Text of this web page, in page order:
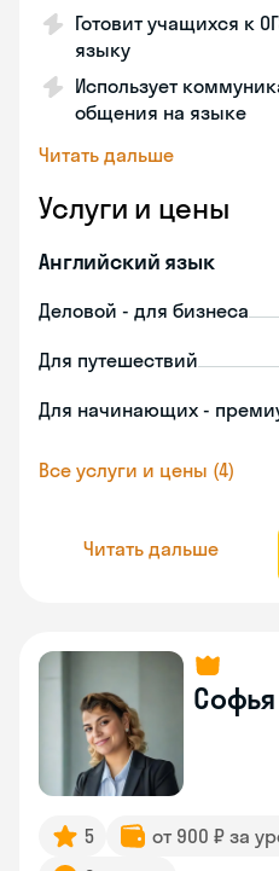
Готовит учащихся к
языку
Использует
общения на языке
Читать дальше
Услуги и цены
Английский язык
Деловой - для бизнеса
Для путешествий
Для начинающих -
Все услуги и цены (4)
Читать дальше
Софья
5 от 900 ₽ за